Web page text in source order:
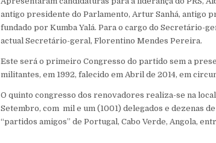
antigo presidente do Parlamento, Artur Sanhá,
fundado por Kumba Yalá. Para o cargo do Secretário-
actual Secretário-geral, Florentino Mendes Pereira.
Este será o primeiro Congresso do partido sem a
militantes, em 1992, falecido em Abril de 2014, em
O quinto congresso dos renovadores realiza-se na
Setembro, com mil e um (1001) delegados e dezenas
“partidos amigos” de Portugal, Cabo Verde, Angola,